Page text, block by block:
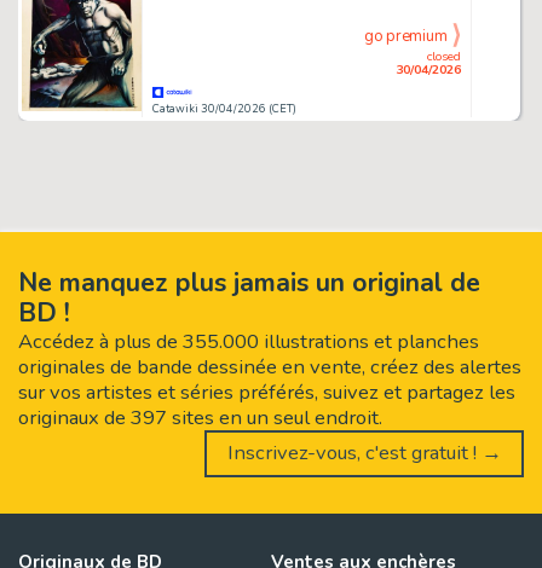
Catawiki 30/04/2026 (CET)
closed
30/04/2026
go premium
Ne manquez plus jamais un original de
BD !
Accédez à plus de 355.000 illustrations et planches
originales de bande dessinée en vente, créez des alertes
sur vos artistes et séries préférés, suivez et partagez les
originaux de 397 sites en un seul endroit.
Inscrivez-vous, c'est gratuit ! →
Originaux de BD Ventes aux enchères